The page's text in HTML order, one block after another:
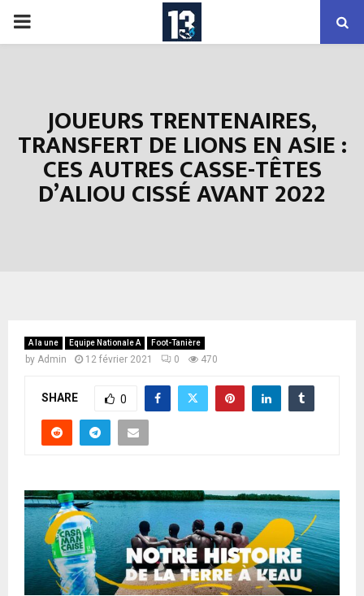
PRIMARY
JOUEURS TRENTENAIRES,
TRANSFERT DE LIONS EN ASIE :
CES AUTRES CASSE-TÊTES
D’ALIOU CISSÉ AVANT 2022
A la une Equipe Nationale A Foot-Tanière
by Admin 12 février 2021 0 470
SHARE 0